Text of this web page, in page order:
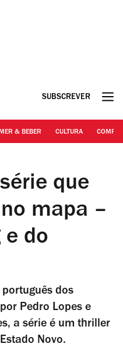
SUBSCREVER
& BEBER CULTURA
que
mapa –
do
português dos
Pedro Lopes e
a série é um thriller
Novo.